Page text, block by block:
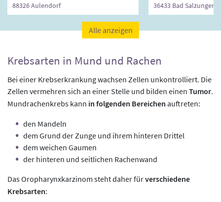
88326 Aulendorf 36433 Bad Salzungen
Alle anzeigen
Krebsarten in Mund und Rachen
Bei einer Krebserkrankung wachsen Zellen unkontrolliert. Die
Zellen vermehren sich an einer Stelle und bilden einen Tumor.
Mundrachenkrebs kann in folgenden Bereichen auftreten:
den Mandeln
dem Grund der Zunge und ihrem hinteren Drittel
dem weichen Gaumen
der hinteren und seitlichen Rachenwand
Das Oropharynxkarzinom steht daher fürverschiedene
Krebsarten: